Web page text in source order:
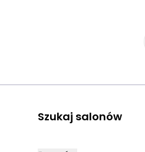
Szukaj salonów